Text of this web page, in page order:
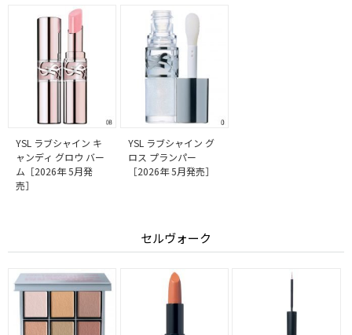
YSL ラブシャイン キ
ャンディ グロウ バー
ム［2026年 5月発
売］
YSL ラブシャイン グ
ロス プランパー
［2026年 5月発売］
セルヴォーク